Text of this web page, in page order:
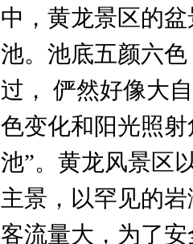
中，黄龙景区的
池。池底五颜六
过， 俨然好像大
色变化和阳光照
池”。黄龙风景区
主景，以罕见的
客流量大，为了